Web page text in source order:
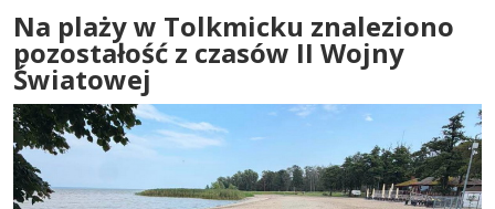
Na plaży w Tolkmicku znaleziono
pozostałość z czasów II Wojny
Światowej